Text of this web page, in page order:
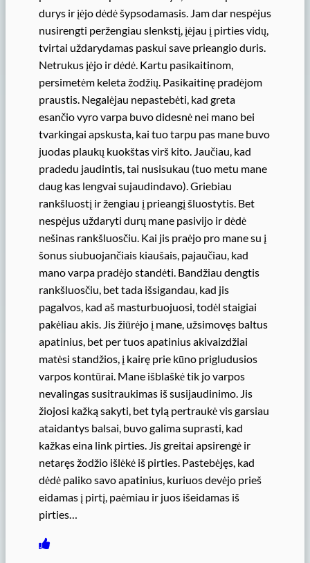
durys ir įėjo dėdė šypsodamasis. Jam dar nespėjus
nusirengti peržengiau slenkstį, įėjau į pirties vidų,
tvirtai uždarydamas paskui save prieangio duris.
Netrukus įėjo ir dėdė. Kartu pasikaitinom,
persimetėm keleta žodžių. Pasikaitinę pradėjom
praustis. Negalėjau nepastebėti, kad greta
esančio vyro varpa buvo didesnė nei mano bei
tvarkingai apskusta, kai tuo tarpu pas mane buvo
juodas plaukų kuokštas virš kito. Jaučiau, kad
pradedu jaudintis, tai nusisukau (tuo metu mane
daug kas lengvai sujaudindavo). Griebiau
rankšluostį ir žengiau į prieangį šluostytis. Bet
nespėjus uždaryti durų mane pasivijo ir dėdė
nešinas rankšluosčiu. Kai jis praėjo pro mane su į
šonus siubuojančiais kiaušais, pajaučiau, kad
mano varpa pradėjo standėti. Bandžiau dengtis
rankšluosčiu, bet tada išsigandau, kad jis
pagalvos, kad aš masturbuojuosi, todėl staigiai
pakėliau akis. Jis žiūrėjo į mane, užsimovęs baltus
apatinius, bet per tuos apatinius akivaizdžiai
matėsi standžios, į kairę prie kūno prigludusios
varpos kontūrai. Mane išblaškė tik jo varpos
nevalingas susitraukimas iš susijaudinimo. Jis
žiojosi kažką sakyti, bet tylą pertraukė vis garsiau
ataidantys balsai, buvo galima suprasti, kad
kažkas eina link pirties. Jis greitai apsirengė ir
netaręs žodžio išlėkė iš pirties. Pastebėjęs, kad
dėdė paliko savo apatinius, kuriuos devėjo prieš
eidamas į pirtį, paėmiau ir juos išeidamas iš
pirties…